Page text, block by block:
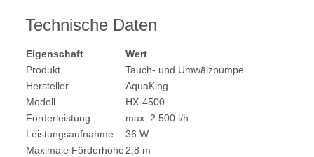
Technische Daten
Eigenschaft
Wert
Produkt
Tauch- und Umwälzpumpe
Hersteller
AquaKing
Modell
HX-4500
Förderleistung
max. 2.500 l/h
Leistungsaufnahme
36 W
Maximale Förderhöhe2,8 m